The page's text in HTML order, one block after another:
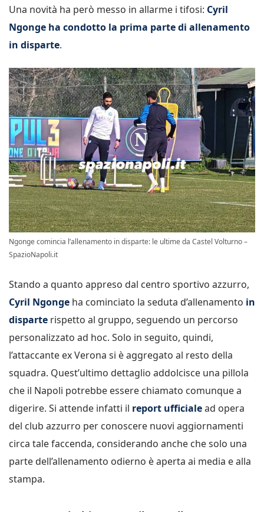
Una novità ha però messo in allarme i tifosi: Cyril
Ngonge ha condotto la prima parte di allenamento
in disparte.
Ngonge comincia l’allenamento in disparte: le ultime da Castel Volturno –
SpazioNapoli.it
Stando a quanto appreso dal centro sportivo azzurro,
Cyril Ngonge ha cominciato la seduta d’allenamento in
disparte rispetto al gruppo, seguendo un percorso
personalizzato ad hoc. Solo in seguito, quindi,
l’attaccante ex Verona si è aggregato al resto della
squadra. Quest’ultimo dettaglio addolcisce una pillola
che il Napoli potrebbe essere chiamato comunque a
digerire. Si attende infatti il report ufficialead opera
del club azzurro per conoscere nuovi aggiornamenti
circa tale faccenda, considerando anche che solo una
parte dell’allenamento odierno è aperta ai media e alla
stampa.